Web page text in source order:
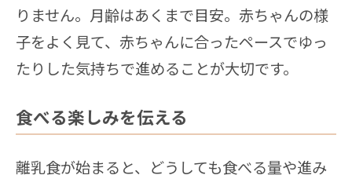
りません。月齢はあくまで目安。赤ちゃんの様
子をよく見て、赤ちゃんに合ったペースでゆっ
たりした気持ちで進めることが大切です。
食べる楽しみを伝える
離乳食が始まると、どうしても食べる量や進み